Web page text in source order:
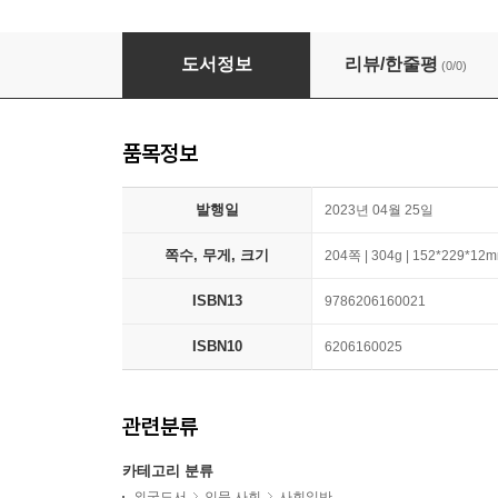
The Legality of Land Expropriation without
도서정보 리뷰/한줄평 (0/0)
품목정보
발행일 2023년 04월 25일
쪽수, 무게, 크기 204쪽 | 304g |
ISBN13 9786206160021
ISBN10 6206160025
관련분류
카테고리 분류